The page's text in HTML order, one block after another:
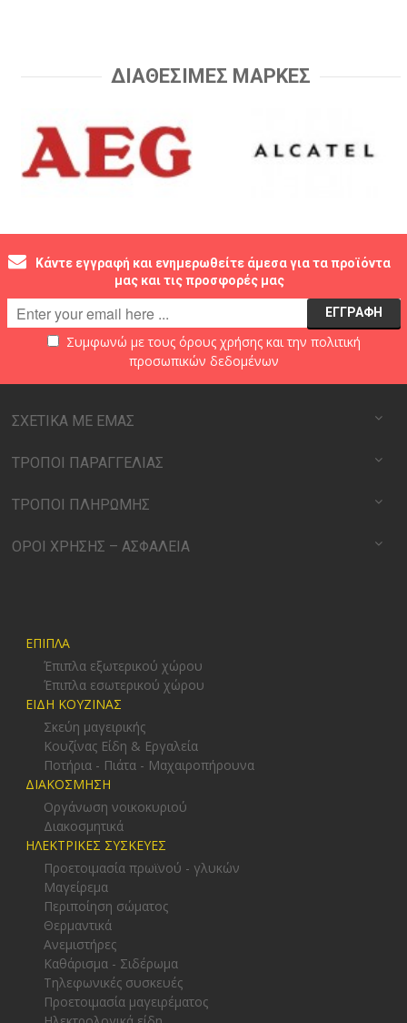
ΔΙΑΘΕΣΙΜΕΣ ΜΑΡΚΕΣ
Κάντε εγγραφή και ενημερωθείτε άμεσα για τα προϊόντα
μας και τις προσφορές μας
Συμφωνώ με τους όρους χρήσηςκαι την πολιτική
προσωπικών δεδομένων
ΣΧΕΤΙΚΑ ΜΕ ΕΜΑΣ
ΤΡΟΠΟΙ ΠΑΡΑΓΓΕΛΙΑΣ
ΤΡΟΠΟΙ ΠΛΗΡΩΜΗΣ
ΟΡΟΙ ΧΡΗΣΗΣ – ΑΣΦΑΛΕΙΑ
ΕΠΙΠΛΑ
Έπιπλα εξωτερικού χώρου
Έπιπλα εσωτερικού χώρου
ΕΙΔΗ ΚΟΥΖΙΝΑΣ
Σκεύη μαγειρικής
Κουζίνας Είδη & Εργαλεία
Ποτήρια - Πιάτα - Μαχαιροπήρουνα
ΔΙΑΚΟΣΜΗΣΗ
Οργάνωση νοικοκυριού
Διακοσμητικά
ΗΛΕΚΤΡΙΚΕΣ ΣΥΣΚΕΥΕΣ
Προετοιμασία πρωϊνού - γλυκών
Μαγείρεμα
Περιποίηση σώματος
Θερμαντικά
Ανεμιστήρες
Καθάρισμα - Σιδέρωμα
Τηλεφωνικές συσκευές
Προετοιμασία μαγειρέματος